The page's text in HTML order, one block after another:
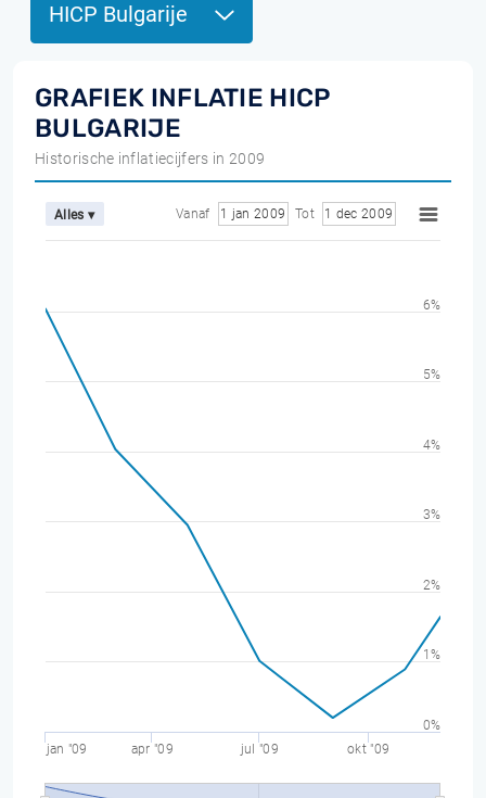
HICP Bulgarije
GRAFIEK INFLATIE HICP
BULGARIJE
Historische inflatiecijfers in 2009
Alles ▾ Vanaf 1 jan 2009 Tot 1 dec 2009
jan "09 apr "09 jul "09 okt "09
0%
1%
2%
3%
4%
5%
6%